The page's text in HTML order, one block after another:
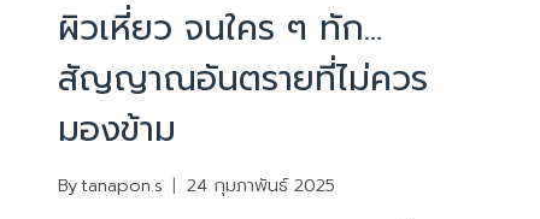
ผิวเหี่ยว จนใคร ๆ ทัก…
สัญญาณอันตรายที่ไม่ควร
มองข้าม
Bytanapon.s 24 กุมภาพันธ์ 2025